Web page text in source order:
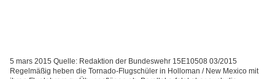
5 mars 2015 Quelle: Redaktion der Bundeswehr 15E10508 03/2015
Regelmäßig heben die Tornado-Flugschüler in Holloman / New Mexico mit